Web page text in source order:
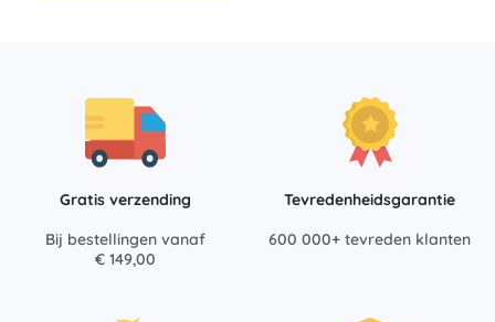
Gratis verzending
Bij bestellingen vanaf
€ 149,00
Tevredenheidsgarantie
600 000+ tevreden klanten